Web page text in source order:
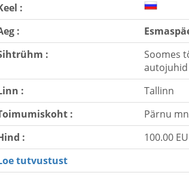
:
:
:
Soomes
autojuhid
:
Tallinn
:
Pärnu
:
100.00
tutvustust